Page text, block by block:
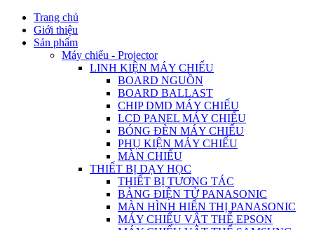
Trang chủ
Giới thiệu
Sản phẩm
Máy chiếu - Projector
LINH KIỆN MÁY CHIẾU
BOARD NGUỒN
BOARD BALLAST
CHIP DMD MÁY CHIẾU
LCD PANEL MÁY CHIẾU
BÓNG ĐÈN MÁY CHIẾU
PHỤ KIỆN MÁY CHIẾU
MÀN CHIẾU
THIẾT BỊ DẠY HỌC
THIẾT BỊ TƯƠNG TÁC
BẢNG ĐIỆN TỬ PANASONIC
MÀN HÌNH HIỂN THỊ PANASONIC
MÁY CHIẾU VẬT THỂ EPSON